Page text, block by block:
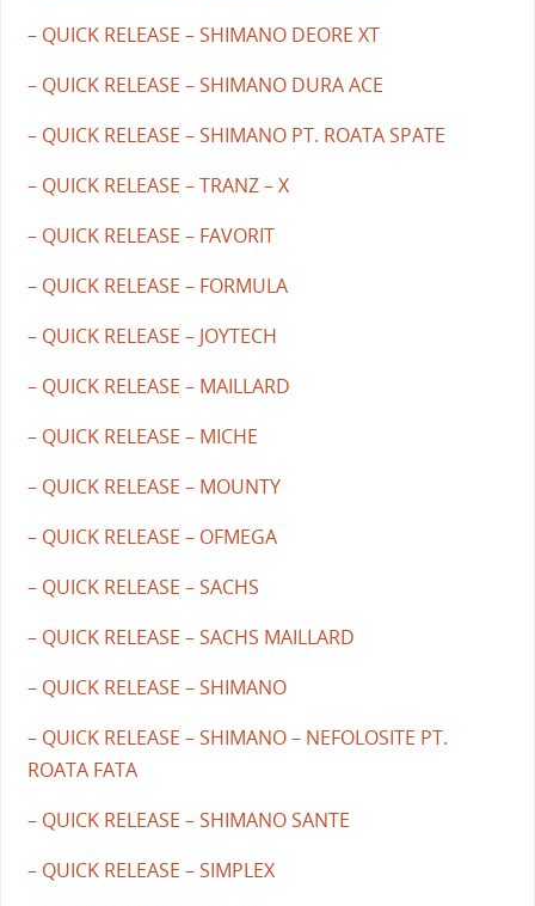
– QUICK RELEASE – SHIMANO DEORE XT
– QUICK RELEASE – SHIMANO DURA ACE
– QUICK RELEASE – SHIMANO PT. ROATA SPATE
– QUICK RELEASE – TRANZ – X
– QUICK RELEASE – FAVORIT
– QUICK RELEASE – FORMULA
– QUICK RELEASE – JOYTECH
– QUICK RELEASE – MAILLARD
– QUICK RELEASE – MICHE
– QUICK RELEASE – MOUNTY
– QUICK RELEASE – OFMEGA
– QUICK RELEASE – SACHS
– QUICK RELEASE – SACHS MAILLARD
– QUICK RELEASE – SHIMANO
– QUICK RELEASE – SHIMANO – NEFOLOSITE PT.
ROATA FATA
– QUICK RELEASE – SHIMANO SANTE
– QUICK RELEASE – SIMPLEX